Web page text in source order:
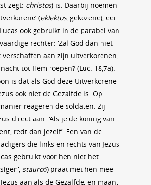
zegt: christos) is. Daarbij noemen
(eklektos, gekozene), een
ook gebruikt in de parabel van
rechter: ‘Zal God dan niet
verschaffen aan zijn uitverkorenen,
tot Hem roepen? (Luc. 18,7a).
is dat als God deze Uitverkorene
ook niet de Gezalfde is. Op
reageren de soldaten. Zij
direct aan: ‘Als je de koning van
redt dan jezelf’. Een van de
die links en rechts van Jezus
gebruikt voor hen niet het
stauroó) praat met hen mee
aan als de Gezalfde, en maant